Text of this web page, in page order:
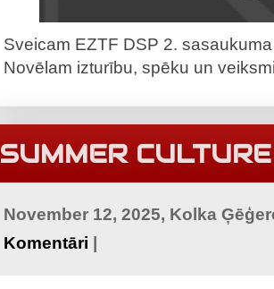
Sveicam EZTF DSP 2.
Novēlam izturību, spēku un
SUMMER
November 12, 2025, Kolka
Komentāri